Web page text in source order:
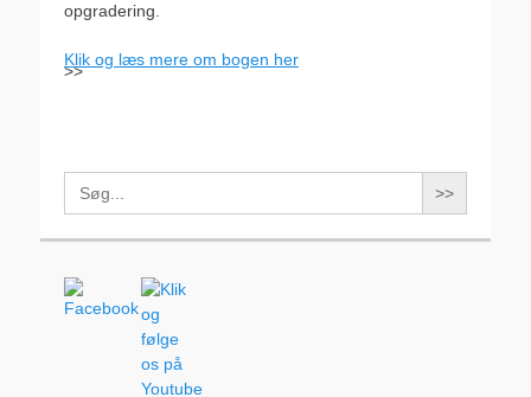
opgradering.
Klik og læs mere om bogen her
>>
Search
for: